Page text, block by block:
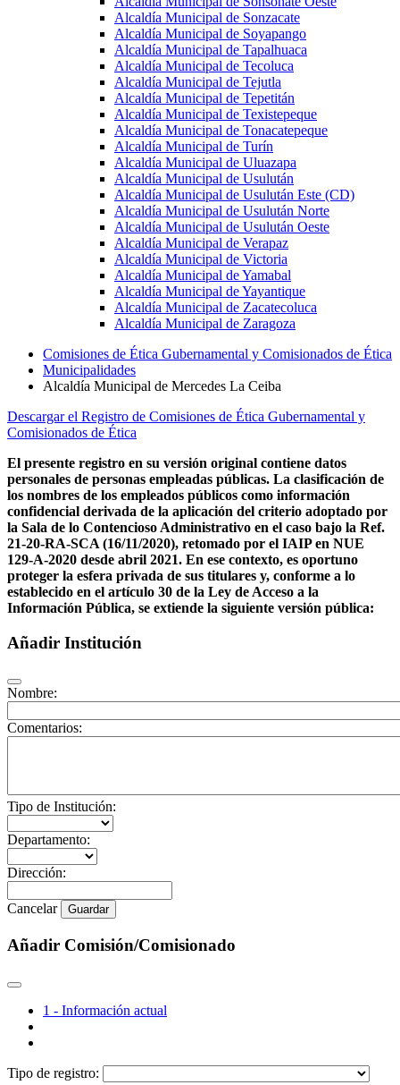
Alcaldía Municipal de Sonzacate
Alcaldía Municipal de Soyapango
Alcaldía Municipal de Tapalhuaca
Alcaldía Municipal de Tecoluca
Alcaldía Municipal de Tejutla
Alcaldía Municipal de Tepetitán
Alcaldía Municipal de Texistepeque
Alcaldía Municipal de Tonacatepeque
Alcaldía Municipal de Turín
Alcaldía Municipal de Uluazapa
Alcaldía Municipal de Usulután
Alcaldía Municipal de Usulután Este (CD)
Alcaldía Municipal de Usulután Norte
Alcaldía Municipal de Usulután Oeste
Alcaldía Municipal de Verapaz
Alcaldía Municipal de Victoria
Alcaldía Municipal de Yamabal
Alcaldía Municipal de Yayantique
Alcaldía Municipal de Zacatecoluca
Alcaldía Municipal de Zaragoza
Comisiones de Ética Gubernamental y Comisionados de Ética
Municipalidades
Alcaldía Municipal de Mercedes La Ceiba
Descargar el Registro de Comisiones de Ética Gubernamental y
Comisionados de Ética
El presente registro en su versión original contiene datos
personales de personas empleadas públicas. La clasificación de
los nombres de los empleados públicos como información
confidencial derivada de la aplicación del criterio adoptado por
la Sala de lo Contencioso Administrativo en el caso bajo la Ref.
21-20-RA-SCA (16/11/2020), retomado por el IAIP en NUE
129-A-2020 desde abril 2021. En ese contexto, es oportuno
proteger la esfera privada de sus titulares y, conforme a lo
establecido en el artículo 30 de la Ley de Acceso a la
Información Pública, se extiende la siguiente versión pública:
Añadir Institución
Nombre:
Comentarios:
Tipo de Institución:
Departamento:
Dirección:
Cancelar Guardar
Añadir Comisión/Comisionado
1 - Información actual
Tipo de registro: